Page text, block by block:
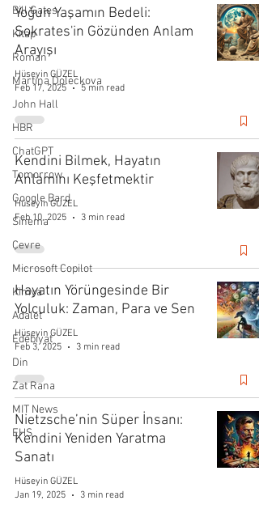
Bill Gates
Kitap
Roman
Martina Doleckova
John Hall
HBR
ChatGPT
Tomorrow
Google Bard
Sinema
Çevre
Microsoft Copilot
Kimya
Adalet
Edebiyat
Din
Zat Rana
MIT News
EHS
Yoğun Yaşamın Bedeli:
Sokrates'in Gözünden Anlam
Arayışı
Hüseyin GÜZEL
Feb 17, 2025
5 min read
Kendini Bilmek, Hayatın
Anlamını Keşfetmektir
Hüseyin GÜZEL
Feb 10, 2025
3 min read
Hayatın Yörüngesinde Bir
Yolculuk: Zaman, Para ve Sen
Hüseyin GÜZEL
Feb 3, 2025
3 min read
Nietzsche’nin Süper İnsanı:
Kendini Yeniden Yaratma
Sanatı
Hüseyin GÜZEL
Jan 19, 2025
3 min read